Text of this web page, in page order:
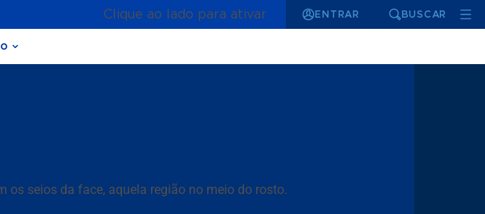
Clique ao lado para ativar ENTRAR BUSCAR
os seios da face, aquela região no meio do rosto.